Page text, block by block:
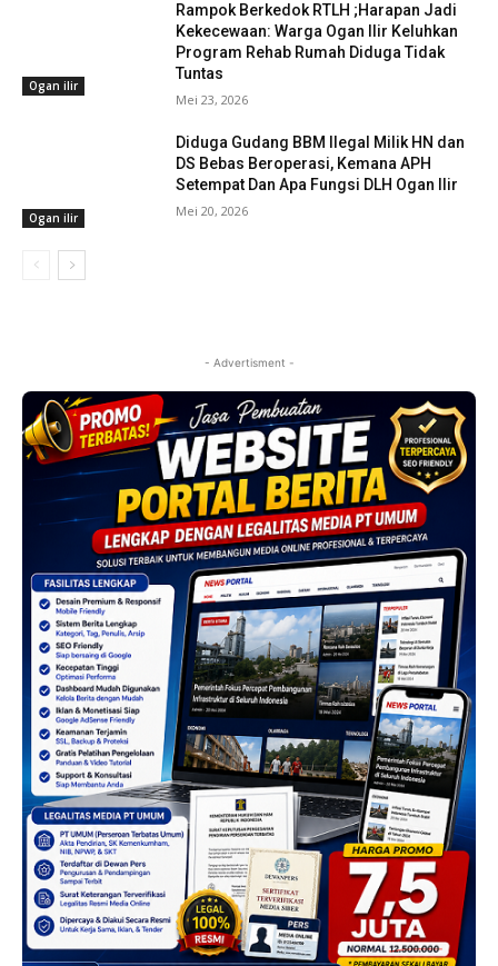
Ogan ilir
Rampok Berkedok RTLH ;Harapan Jadi
Kekecewaan: Warga Ogan Ilir Keluhkan
Program Rehab Rumah Diduga Tidak
Tuntas
Mei 23, 2026
Ogan ilir
Diduga Gudang BBM Ilegal Milik HN dan
DS Bebas Beroperasi, Kemana APH
Setempat Dan Apa Fungsi DLH Ogan Ilir
Mei 20, 2026
- Advertisment -